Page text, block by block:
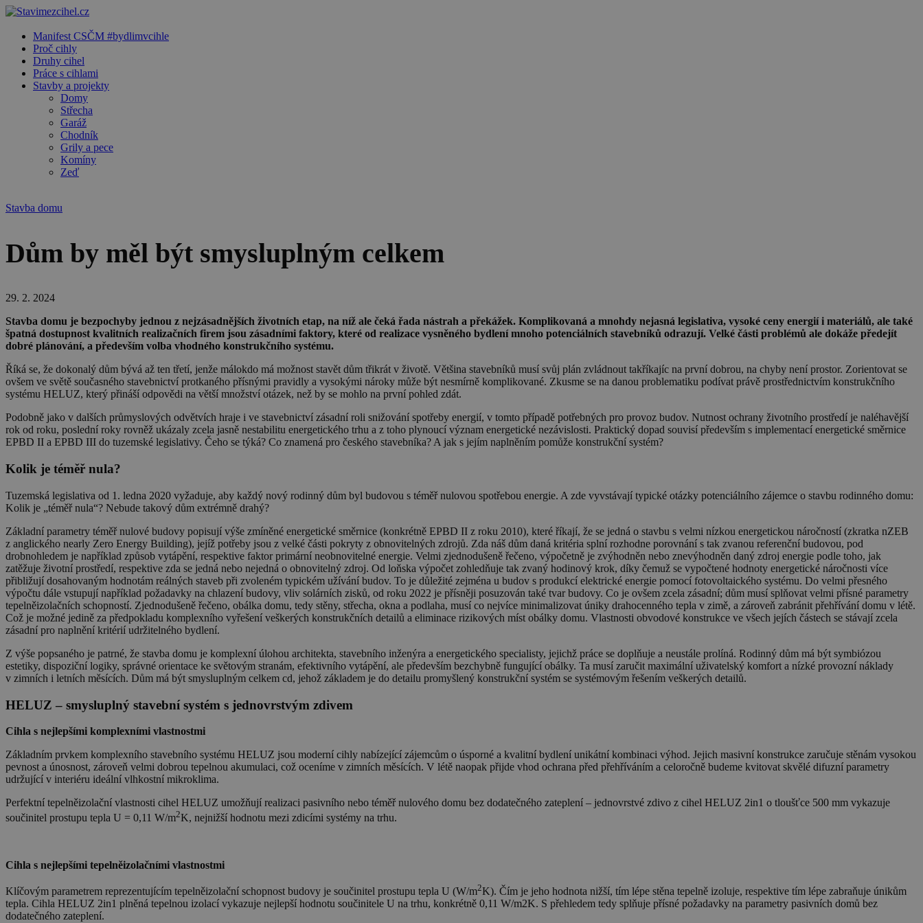
Manifest CSČM #bydlimvcihle
Proč cihly
Druhy cihel
Práce s cihlami
Stavby a projekty
Domy
Střecha
Garáž
Chodník
Grily a pece
Komíny
Zeď
Stavba domu
Dům by měl být smysluplným celkem
29. 2. 2024
Stavba domu je bezpochyby jednou z nejzásadnějších životních etap, na níž ale čeká řada nástrah a překážek. Komplikovaná a mnohdy nejasná legislativa, vysoké ceny energií i materiálů, ale také
špatná dostupnost kvalitních realizačních firem jsou zásadními faktory, které od realizace vysněného bydlení mnoho potenciálních stavebníků odrazují. Velké části problémů ale dokáže předejít
dobré plánování, a především volba vhodného konstrukčního systému.
Říká se, že dokonalý dům bývá až ten třetí, jenže málokdo má možnost stavět dům třikrát v životě. Většina stavebníků musí svůj plán zvládnout takříkajíc na první dobrou, na chyby není prostor. Zorientovat se
ovšem ve světě současného stavebnictví protkaného přísnými pravidly a vysokými nároky může být nesmírně komplikované. Zkusme se na danou problematiku podívat právě prostřednictvím konstrukčního
systému HELUZ, který přináší odpovědi na větší množství otázek, než by se mohlo na první pohled zdát.
Podobně jako v dalších průmyslových odvětvích hraje i ve stavebnictví zásadní roli snižování spotřeby energií, v tomto případě potřebných pro provoz budov. Nutnost ochrany životního prostředí je naléhavější
rok od roku, poslední roky rovněž ukázaly zcela jasně nestabilitu energetického trhu a z toho plynoucí význam energetické nezávislosti. Praktický dopad souvisí především s implementací energetické směrnice
EPBD II a EPBD III do tuzemské legislativy. Čeho se týká? Co znamená pro českého stavebníka? A jak s jejím naplněním pomůže konstrukční systém?
Kolik je téměř nula?
Tuzemská legislativa od 1. ledna 2020 vyžaduje, aby každý nový rodinný dům byl budovou s téměř nulovou spotřebou energie. A zde vyvstávají typické otázky potenciálního zájemce o stavbu rodinného domu:
Kolik je „téměř nula“? Nebude takový dům extrémně drahý?
Základní parametry téměř nulové budovy popisují výše zmíněné energetické směrnice (konkrétně EPBD II z roku 2010), které říkají, že se jedná o stavbu s velmi nízkou energetickou náročností (zkratka nZEB
z anglického nearly Zero Energy Building), jejíž potřeby jsou z velké části pokryty z obnovitelných zdrojů. Zda náš dům daná kritéria splní rozhodne porovnání s tak zvanou referenční budovou, pod
drobnohledem je například způsob vytápění, respektive faktor primární neobnovitelné energie. Velmi zjednodušeně řečeno, výpočetně je zvýhodněn nebo znevýhodněn daný zdroj energie podle toho, jak
zatěžuje životní prostředí, respektive zda se jedná nebo nejedná o obnovitelný zdroj. Od loňska výpočet zohledňuje tak zvaný hodinový krok, díky čemuž se vypočtené hodnoty energetické náročnosti více
přibližují dosahovaným hodnotám reálných staveb při zvoleném typickém užívání budov. To je důležité zejména u budov s produkcí elektrické energie pomocí fotovoltaického systému. Do velmi přesného
výpočtu dále vstupují například požadavky na chlazení budovy, vliv solárních zisků, od roku 2022 je přísněji posuzován také tvar budovy. Co je ovšem zcela zásadní; dům musí splňovat velmi přísné parametry
tepelněizolačních schopností. Zjednodušeně řečeno, obálka domu, tedy stěny, střecha, okna a podlaha, musí co nejvíce minimalizovat úniky drahocenného tepla v zimě, a zároveň zabránit přehřívání domu v létě.
Což je možné jedině za předpokladu komplexního vyřešení veškerých konstrukčních detailů a eliminace rizikových míst obálky domu. Vlastnosti obvodové konstrukce ve všech jejích částech se stávají zcela
zásadní pro naplnění kritérií udržitelného bydlení.
Z výše popsaného je patrné, že stavba domu je komplexní úlohou architekta, stavebního inženýra a energetického specialisty, jejichž práce se doplňuje a neustále prolíná. Rodinný dům má být symbiózou
estetiky, dispoziční logiky, správné orientace ke světovým stranám, efektivního vytápění, ale především bezchybně fungující obálky. Ta musí zaručit maximální uživatelský komfort a nízké provozní náklady
v zimních i letních měsících. Dům má být smysluplným celkem cd, jehož základem je do detailu promyšlený konstrukční systém se systémovým řešením veškerých detailů.
HELUZ – smysluplný stavební systém s jednovrstvým zdivem
Cihla s nejlepšími komplexními vlastnostmi
Základním prvkem komplexního stavebního systému HELUZ jsou moderní cihly nabízející zájemcům o úsporné a kvalitní bydlení unikátní kombinaci výhod. Jejich masivní konstrukce zaručuje stěnám vysokou
pevnost a únosnost, zároveň velmi dobrou tepelnou akumulaci, což oceníme v zimních měsících. V létě naopak přijde vhod ochrana před přehříváním a celoročně budeme kvitovat skvělé difuzní parametry
udržující v interiéru ideální vlhkostní mikroklima.
Perfektní tepelněizolační vlastnosti cihel HELUZ umožňují realizaci pasivního nebo téměř nulového domu bez dodatečného zateplení – jednovrstvé zdivo z cihel HELUZ 2in1 o tloušťce 500 mm vykazuje
součinitel prostupu tepla U = 0,11 W/m2K, nejnižší hodnotu mezi zdicími systémy na trhu.
Cihla s nejlepšími tepelněizolačními vlastnostmi
Klíčovým parametrem reprezentujícím tepelněizolační schopnost budovy je součinitel prostupu tepla U (W/m2K). Čím je jeho hodnota nižší, tím lépe stěna tepelně izoluje, respektive tím lépe zabraňuje únikům
tepla. Cihla HELUZ 2in1 plněná tepelnou izolací vykazuje nejlepší hodnotu součinitele U na trhu, konkrétně 0,11 W/m2K. S přehledem tedy splňuje přísné požadavky na parametry pasivních domů bez
dodatečného zateplení.